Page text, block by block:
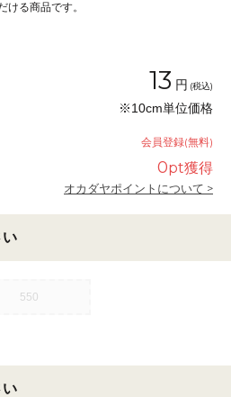
ける商品です。
13 円 (税込)
※10cm単位価格
会員登録(無料)
0pt獲得
オカダヤポイントについて >
い
550
い